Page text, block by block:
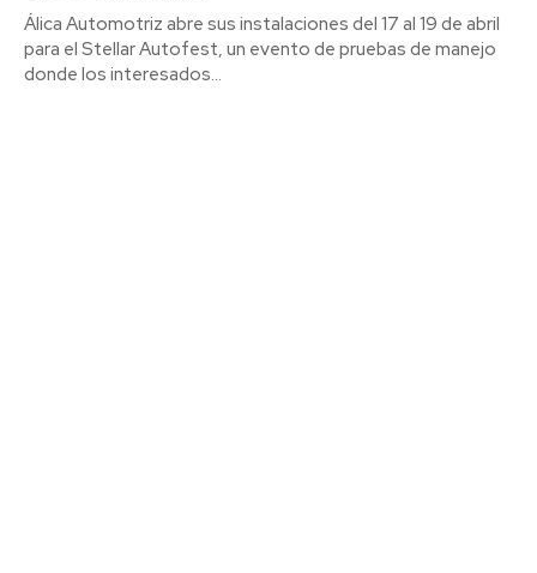
Álica Automotriz abre sus instalaciones del 17 al 19 de abril
para el Stellar Autofest, un evento de pruebas de manejo
donde los interesados...